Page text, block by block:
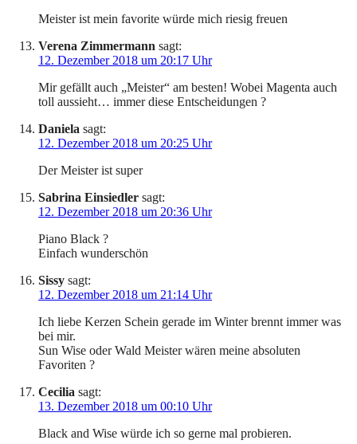
Meister ist mein favorite würde mich riesig freuen
Verena Zimmermann sagt:
12. Dezember 2018 um 20:17 Uhr
Mir gefällt auch „Meister“ am besten! Wobei Magenta auch
toll aussieht… immer diese Entscheidungen ?
Daniela sagt:
12. Dezember 2018 um 20:25 Uhr
Der Meister ist super
Sabrina Einsiedler sagt:
12. Dezember 2018 um 20:36 Uhr
Piano Black ?
Einfach wunderschön
Sissy sagt:
12. Dezember 2018 um 21:14 Uhr
Ich liebe Kerzen Schein gerade im Winter brennt immer was
bei mir.
Sun Wise oder Wald Meister wären meine absoluten
Favoriten ?
Cecilia sagt:
13. Dezember 2018 um 00:10 Uhr
Black and Wise würde ich so gerne mal probieren.